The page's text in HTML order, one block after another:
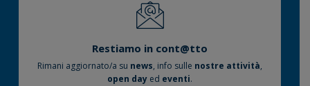
Restiamo in cont@tto
Rimani aggiornato/a su news, info sulle nostre attività,
open day ed eventi.